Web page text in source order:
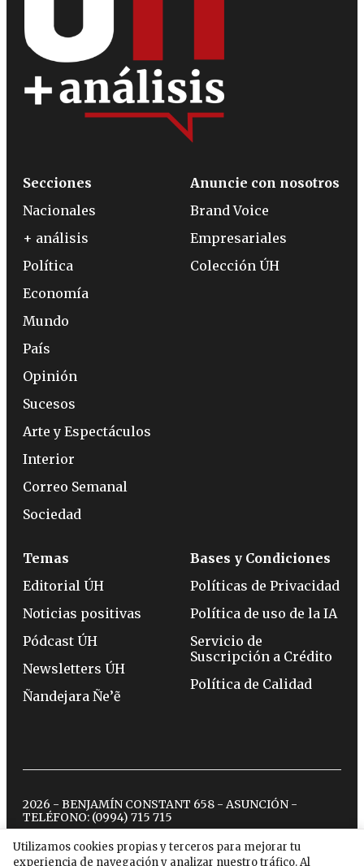
Utilizamos cookies propias y terceros para mejorar tu
experiencia de navegación y analizar nuestro tráfico. Al
Secciones
Nacionales
+ análisis
Política
Economía
Mundo
País
Opinión
Sucesos
Arte y Espectáculos
Interior
Correo Semanal
Sociedad
Anuncie con nosotros
Brand Voice
Empresariales
Colección ÚH
Temas
Editorial ÚH
Noticias positivas
Pódcast ÚH
Newsletters ÚH
Ñandejara Ñe’ẽ
Bases y Condiciones
Políticas de Privacidad
Política de uso de la IA
Servicio de
Suscripción a Crédito
Política de Calidad
2026 - BENJAMÍN CONSTANT 658 - ASUNCIÓN -
TELÉFONO: (0994) 715 715